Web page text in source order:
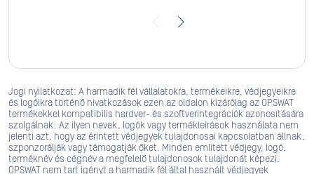
Jogi nyilatkozat: A harmadik fél vállalatokra, termékeikre, védjegyeikre
és logóikra történő hivatkozások ezen az oldalon kizárólag az OPSWAT
termékekkel kompatibilis hardver- és szoftverintegrációk azonosítására
szolgálnak. Az ilyen nevek, logók vagy termékleírások használata nem
jelenti azt, hogy az érintett védjegyek tulajdonosai kapcsolatban állnak,
szponzorálják vagy támogatják őket. Minden említett védjegy, logó,
terméknév és cégnév a megfelelő tulajdonosok tulajdonát képezi.
OPSWAT nem tart igényt a harmadik fél által használt védjegyek